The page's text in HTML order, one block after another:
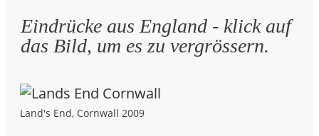
Eindrücke aus England - klick auf
das Bild, um es zu vergrössern.
Land's End, Cornwall 2009